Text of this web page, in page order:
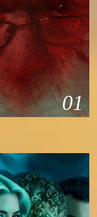
01